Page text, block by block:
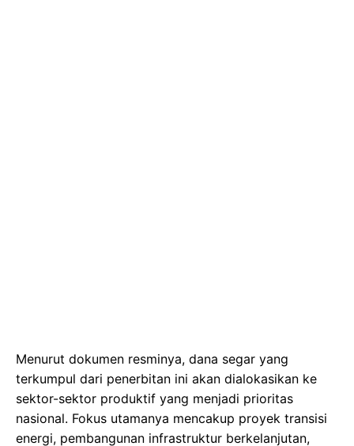
Menurut dokumen resminya, dana segar yang
terkumpul dari penerbitan ini akan dialokasikan ke
sektor-sektor produktif yang menjadi prioritas
nasional. Fokus utamanya mencakup proyek transisi
energi, pembangunan infrastruktur berkelanjutan,